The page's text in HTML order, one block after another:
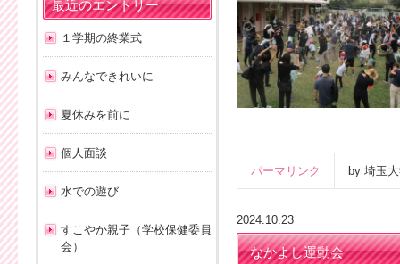
パーマリンク by 埼玉
2024.10.23
なかよし運動会
最近のエントリー
１学期の終業式
みんなできれいに
夏休みを前に
個人面談
水での遊び
すこやか親子（学校保健委員
会）